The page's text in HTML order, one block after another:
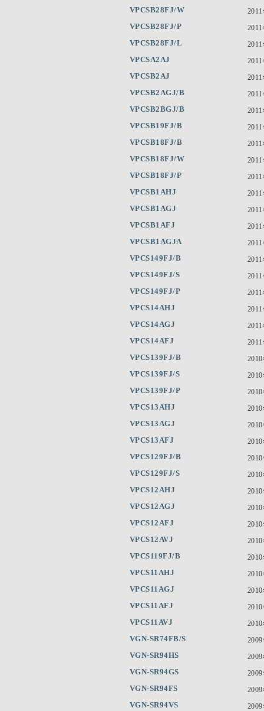
VPCSB28FJ/W
VPCSB28FJ/P
VPCSB28FJ/L
VPCSA2AJ
VPCSB2AJ
VPCSB2AGJ/B
VPCSB2BGJ/B
VPCSB19FJ/B
VPCSB18FJ/B
VPCSB18FJ/W
VPCSB18FJ/P
VPCSB1AHJ
VPCSB1AGJ
VPCSB1AFJ
VPCSB1AGJA
VPCS149FJ/B
VPCS149FJ/S
VPCS149FJ/P
VPCS14AHJ
VPCS14AGJ
VPCS14AFJ
VPCS139FJ/B
VPCS139FJ/S
VPCS139FJ/P
VPCS13AHJ
VPCS13AGJ
VPCS13AFJ
VPCS129FJ/B
VPCS129FJ/S
VPCS12AHJ
VPCS12AGJ
VPCS12AFJ
VPCS12AVJ
VPCS119FJ/B
VPCS11AHJ
VPCS11AGJ
VPCS11AFJ
VPCS11AVJ
VGN-SR74FB/S
VGN-SR94HS
VGN-SR94GS
VGN-SR94FS
VGN-SR94VS